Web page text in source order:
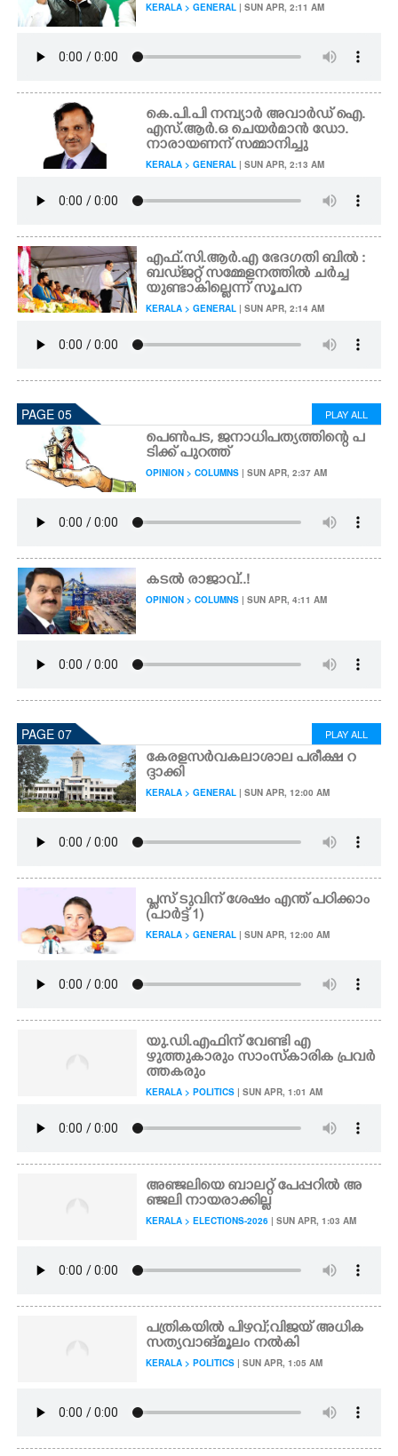
KERALA > GENERAL | SUN APR, 2:11 AM
കെ.പി.പി നമ്പ്യാർ അവാർഡ് ഐ.
എസ്.ആ‌‌ർ.ഒ ചെയ‌ർമാൻ ഡോ.
നാരായണന് സമ്മാനിച്ചു
KERALA > GENERAL | SUN APR, 2:13 AM
എഫ്.സി.ആർ.എ ഭേദഗതി ബിൽ :
ബഡ്‌ജറ്റ് സമ്മേളനത്തിൽ ചർച്ച
യുണ്ടാകില്ലെന്ന് സൂചന
KERALA > GENERAL | SUN APR, 2:14 AM
PAGE 05 PLAY ALL
പെൺപട,​ ജനാധിപത്യത്തിന്റെ പ
ടിക്ക് പുറത്ത്
OPINION > COLUMNS | SUN APR, 2:37 AM
കടൽ രാജാവ്..!
OPINION > COLUMNS | SUN APR, 4:11 AM
PAGE 07 PLAY ALL
കേരളസർവകലാശാല പരീക്ഷ റ
ദ്ദാക്കി
KERALA > GENERAL | SUN APR, 12:00 AM
പ്ലസ് ടുവിന്‌ ശേഷം എന്ത് പഠിക്കാം
(പാർട്ട് 1)
KERALA > GENERAL | SUN APR, 12:00 AM
യു.ഡി.എഫിന് വേണ്ടി എ
ഴുത്തുകാരും സാംസ്കാരിക പ്രവർ
ത്തകരും
KERALA > POLITICS | SUN APR, 1:01 AM
അഞ്ജലി​യെ ബാലറ്റ് പേപ്പറിൽ അ
ഞ്ജലി​ നായരാക്കി​ല്ല
KERALA > ELECTIONS-2026 | SUN APR, 1:03 AM
പത്രികയിൽ പിഴവ്;വിജയ് അധിക
സത്യവാങ്മൂലം നൽകി
KERALA > POLITICS | SUN APR, 1:05 AM